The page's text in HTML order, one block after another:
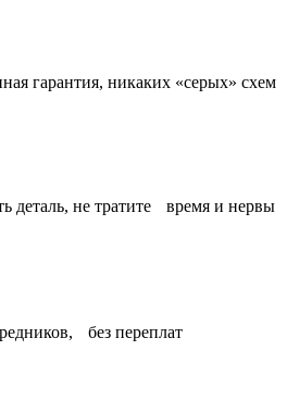
гарантия, никаких «серых» схем
деталь, не тратите время и нервы
без переплат